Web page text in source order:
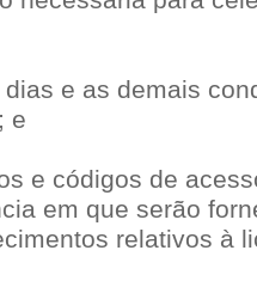
e as demais
e
e códigos de
em que serão
relativos à